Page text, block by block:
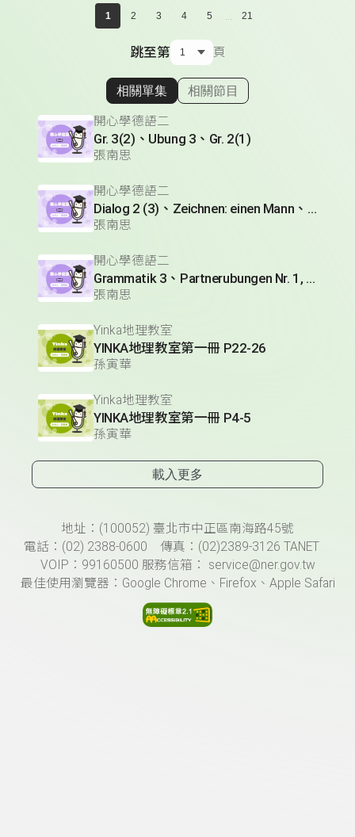
1 2 3 4 5 ... 21
跳至第 頁
顯示相關單集
相關單集 相關節目
開心學德語二
Gr. 3(2)、Ubung 3、Gr. 2(1)
張南思
開心學德語二
Dialog 2 (3)、Zeichnen: einen Mann、Lesetext 1(1)
張南思
開心學德語二
Grammatik 3、Partnerubungen Nr. 1, 3、Dialog 2(1)
張南思
Yinka地理教室
YINKA地理教室第一冊 P22-26
孫寅華
Yinka地理教室
YINKA地理教室第一冊 P4-5
孫寅華
載入更多
頁尾資訊地址：(100052) 臺北市中正區南海路45號
電話：(02) 2388-0600 傳真：(02)2389-3126 TANET
VOIP：99160500 服務信箱： service@ner.gov.tw
最佳使用瀏覽器：Google Chrome、Firefox、Apple Safari